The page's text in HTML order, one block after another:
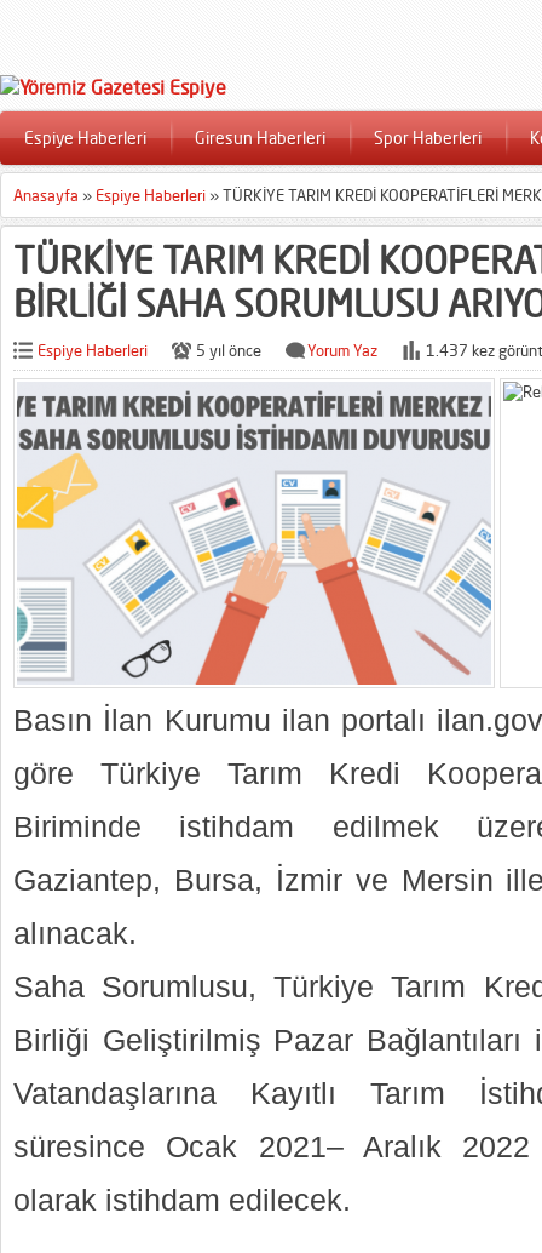
Espiye Haberleri Giresun Haberleri Spor Haberleri
Anasayfa » Espiye Haberleri »TÜRKİYE TARIM KREDİ KOOPERATİFLERİ
TÜRKİYE TARIM KREDİ
BİRLİĞİ SAHA SORUMLUSU
Espiye Haberleri 5 yıl önce Yorum Yaz 1.437 kez
Basın İlan Kurumu ilan portalı
göre Türkiye Tarım Kredi
Biriminde istihdam edilmek
Gaziantep, Bursa, İzmir ve Mersin
alınacak.
Saha Sorumlusu, Türkiye Tarım
Birliği Geliştirilmiş Pazar
Vatandaşlarına Kayıtlı Tarım
süresince Ocak 2021– Aralık 2022
olarak istihdam edilecek.